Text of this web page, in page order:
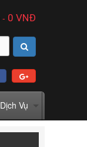
- 0 VNĐ
Dịch Vụ